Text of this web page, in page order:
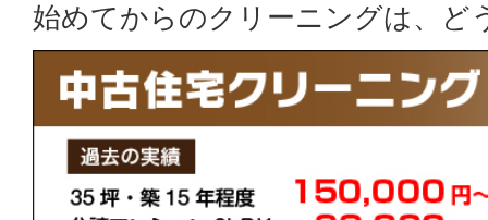
始めてからのクリーニングは、ど